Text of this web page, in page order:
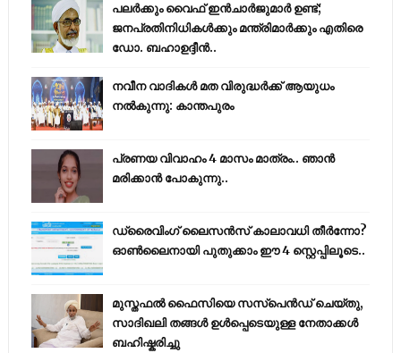
പലർക്കും വൈഫ് ഇൻചാർജുമാർ ഉണ്ട്;
ജനപ്രതിനിധികൾക്കും മന്ത്രിമാർക്കും എതിരെ
ഡോ. ബഹാഉദ്ദീൻ..
നവീന വാദികൾ മത വിരുദ്ധർക്ക് ആയുധം
നൽകുന്നു: കാന്തപുരം
പ്രണയ വിവാഹം 4 മാസം മാത്രം.. ഞാൻ
മരിക്കാൻ പോകുന്നു..
ഡ്രൈവിംഗ് ലൈസൻസ് കാലാവധി തീർന്നോ?
ഓൺലൈനായി പുതുക്കാം ഈ 4 സ്റ്റെപ്പിലൂടെ..
മുസ്തഫൽ ഫൈസിയെ സസ്‌പെൻഡ് ചെയ്തു,
സാദിഖലി തങ്ങൾ ഉൾപ്പെടെയുള്ള നേതാക്കൾ
ബഹിഷ്കരിച്ചു